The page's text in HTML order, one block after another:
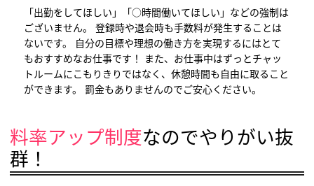
「出勤をしてほしい」「○時間働いてほしい」などの強制は
ございません。 登録時や退会時も手数料が発生することは
ないです。 自分の目標や理想の働き方を実現するにはとて
もおすすめなお仕事です！ また、お仕事中はずっとチャッ
トルームにこもりきりではなく、休憩時間も自由に取ること
ができます。 罰金もありませんのでご安心ください。
料率アップ制度なのでやりがい抜
群！